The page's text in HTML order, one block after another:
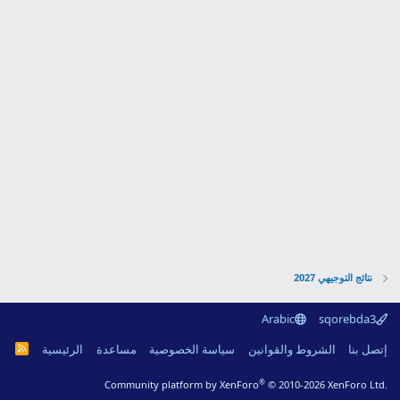
نتائج التوجيهي 2027
sqorebda3
Arabic
إتصل بنا
الشروط والقوانين سياسة الخصوصية مساعدة الرئيسية
R
Community platform by XenForo® © 2010-2026 XenForo Ltd.